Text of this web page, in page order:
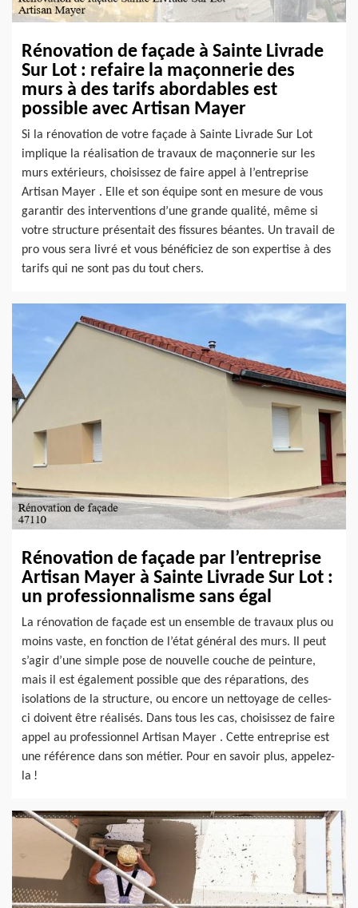
Rénovation de façade à Sainte Livrade
Sur Lot : refaire la maçonnerie des
murs à des tarifs abordables est
possible avec Artisan Mayer
Si la rénovation de votre façade à Sainte Livrade Sur Lot
implique la réalisation de travaux de maçonnerie sur les
murs extérieurs, choisissez de faire appel à l’entreprise
Artisan Mayer . Elle et son équipe sont en mesure de vous
garantir des interventions d’une grande qualité, même si
votre structure présentait des fissures béantes. Un travail de
pro vous sera livré et vous bénéficiez de son expertise à des
tarifs qui ne sont pas du tout chers.
Rénovation de façade par l’entreprise
Artisan Mayer à Sainte Livrade Sur Lot :
un professionnalisme sans égal
La rénovation de façade est un ensemble de travaux plus ou
moins vaste, en fonction de l’état général des murs. Il peut
s’agir d’une simple pose de nouvelle couche de peinture,
mais il est également possible que des réparations, des
isolations de la structure, ou encore un nettoyage de celles-
ci doivent être réalisés. Dans tous les cas, choisissez de faire
appel au professionnel Artisan Mayer . Cette entreprise est
une référence dans son métier. Pour en savoir plus, appelez-
la !